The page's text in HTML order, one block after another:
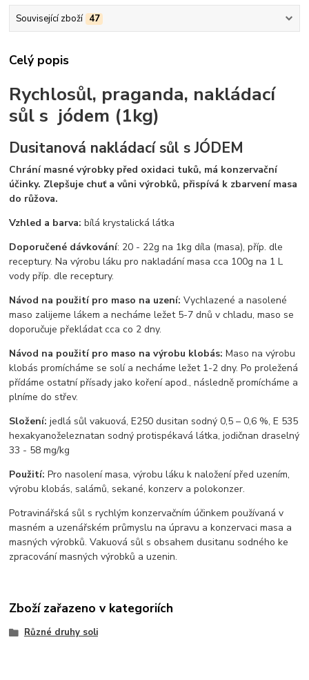
Související zboží 47
Celý popis
Rychlosůl, praganda, nakládací
sůl s jódem (1kg)
Dusitanová nakládací sůl s JÓDEM
Chrání masné výrobky před oxidaci tuků, má konzervační
účinky. Zlepšuje chuť a vůni výrobků, přispívá k zbarvení masa
do růžova.
Vzhled a barva: bílá krystalická látka
Doporučené dávkování: 20 - 22g na 1kg díla (masa), příp. dle
receptury. Na výrobu láku pro nakladání masa cca 100g na 1 L
vody příp. dle receptury.
Návod na použití pro maso na uzení:Vychlazené a nasolené
maso zalijeme lákem a necháme ležet 5-7 dnů v chladu, maso se
doporučuje překládat cca co 2 dny.
Návod na použití pro maso na výrobu klobás:Maso na výrobu
klobás promícháme se solí a necháme ležet 1-2 dny. Po proležená
přídáme ostatní přísady jako koření apod., následně promícháme a
plníme do střev.
Složení: jedlá sůl vakuová, E250 dusitan sodný 0,5 – 0,6 %, E 535
hexakyanoželeznatan sodný protispékavá látka, jodičnan draselný
33 - 58 mg/kg
Použití:Pro nasolení masa, výrobu láku k naložení před uzením,
výrobu klobás, salámů, sekané, konzerv a polokonzer.
Potravinářská sůl s rychlým konzervačním účinkem používaná v
masném a uzenářském průmyslu na úpravu a konzervaci masa a
masných výrobků. Vakuová sůl s obsahem dusitanu sodného ke
zpracování masných výrobků a uzenin.
Zboží zařazeno v kategoriích
Různé druhy soli